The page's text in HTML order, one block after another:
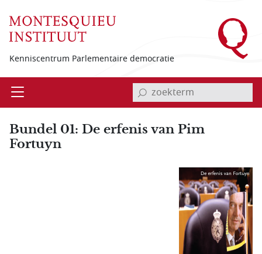
Kenniscentrum Parlementaire democratie
Open invoerveld zoekterm
Bundel 01: De erfenis van Pim
Fortuyn